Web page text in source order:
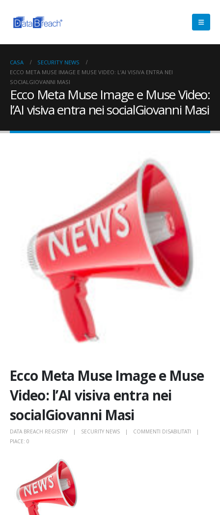
CASA
SECURITY NEWS
ECCO META MUSE IMAGE E MUSE VIDEO: L’AI VISIVA ENTRA NEI
SOCIALGIOVANNI MASI
Ecco Meta Muse Image e Muse Video:
l’AI visiva entra nei socialGiovanni Masi
Ecco Meta Muse Image e Muse
Video: l’AI visiva entra nei
socialGiovanni Masi
DATA BREACH REGISTRY SECURITY NEWS COMMENTI DISABILITATI
PIACE: 0